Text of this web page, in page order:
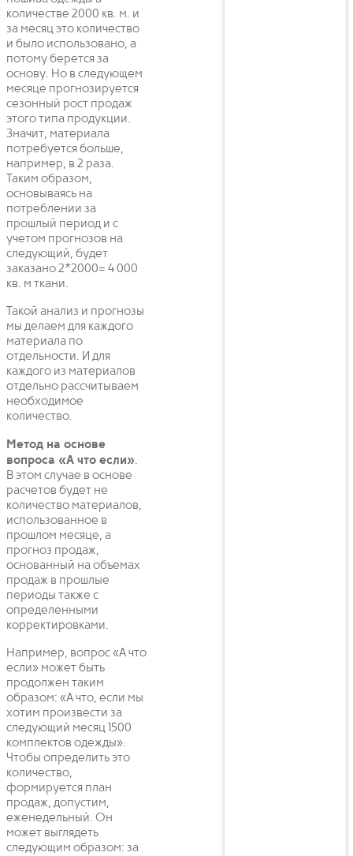
количестве 2000 кв. м. и
за месяц это количество
и было использовано, а
потому берется за
основу. Но в следующем
месяце прогнозируется
сезонный рост продаж
этого типа продукции.
Значит, материала
потребуется больше,
например, в 2 раза.
Таким образом,
основываясь на
потреблении за
прошлый период и с
учетом прогнозов на
следующий, будет
заказано 2*2000= 4 000
кв. м ткани.
Такой анализ и прогнозы
мы делаем для каждого
материала по
отдельности. И для
каждого из материалов
отдельно рассчитываем
необходимое
количество.
Метод на основе
вопроса «А что если».
В этом случае в основе
расчетов будет не
количество материалов,
использованное в
прошлом месяце, а
прогноз продаж,
основанный на объемах
продаж в прошлые
периоды также с
определенными
корректировками.
Например, вопрос «А что
если» может быть
продолжен таким
образом: «А что, если мы
хотим произвести за
следующий месяц 1500
комплектов одежды».
Чтобы определить это
количество,
формируется план
продаж, допустим,
еженедельный. Он
может выглядеть
следующим образом: за